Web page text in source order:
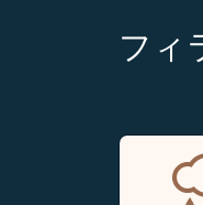
フィ